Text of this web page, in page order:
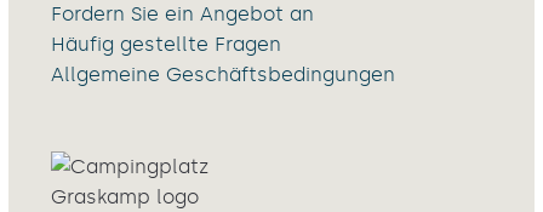
Fordern Sie ein Angebot an
Häufig gestellte Fragen
Allgemeine Geschäftsbedingungen